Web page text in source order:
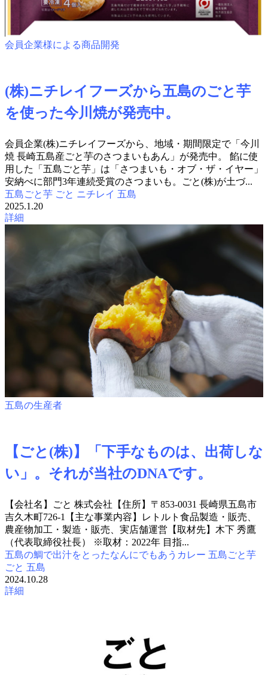
会員企業様による商品開発
(株)ニチレイフーズから五島のごと芋
を使った今川焼が発売中。
会員企業(株)ニチレイフーズから、地域・期間限定で「今川
焼 長崎五島産ごと芋のさつまいもあん」が発売中。 餡に使
用した「五島ごと芋」は「さつまいも・オブ・ザ・イヤー」
安納べに部門3年連続受賞のさつまいも。ごと(株)が土づ...
五島ごと芋 ごと ニチレイ 五島
2025.1.20
詳細
五島の生産者
【ごと(株)】「下手なものは、出荷しな
い」。それが当社のDNAです。
【会社名】ごと 株式会社【住所】〒853-0031 長崎県五島市
吉久木町726-1【主な事業内容】レトルト食品製造・販売、
農産物加工・製造・販売、実店舗運営【取材先】木下 秀鷹
（代表取締役社長） ※取材：2022年 目指...
五島の鯛で出汁をとったなんにでもあうカレー 五島ごと芋
ごと 五島
2024.10.28
詳細